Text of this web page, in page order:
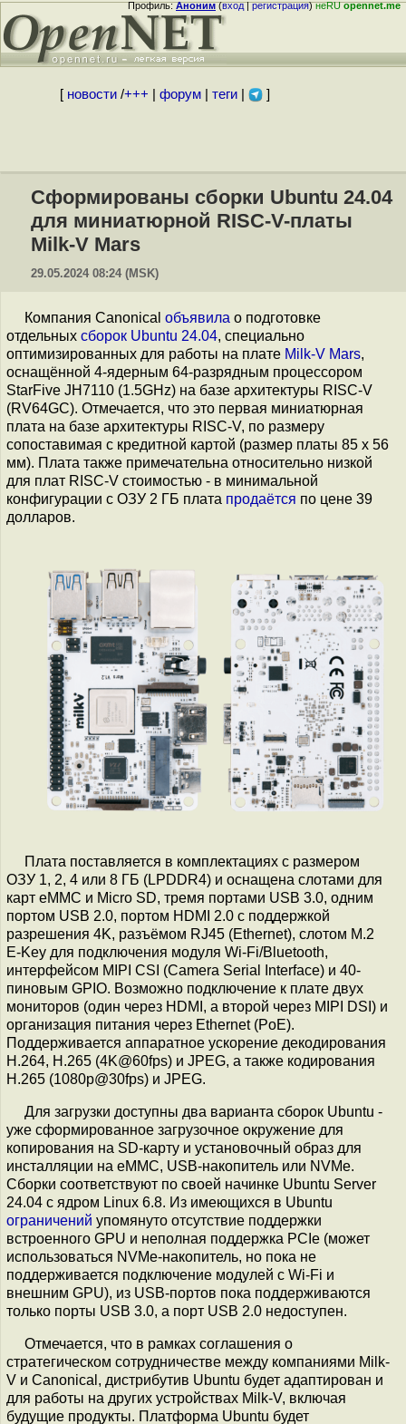
Профиль:Аноним(вход|регистрация)неRUopennet.me
[ новости/+++ форум| теги| ]
Сформированы сборки Ubuntu 24.04
для миниатюрной RISC-V-платы
Milk-V Mars
29.05.2024 08:24 (MSK)
Компания Canonical объявила о подготовке
отдельных сборок Ubuntu 24.04, специально
оптимизированных для работы на плате Milk-V Mars,
оснащённой 4-ядерным 64-разрядным процессором
StarFive JH7110 (1.5GHz) на базе архитектуры RISC-V
(RV64GC). Отмечается, что это первая миниатюрная
плата на базе архитектуры RISC-V, по размеру
сопоставимая с кредитной картой (размер платы 85 x 56
мм). Плата также примечательна относительно низкой
для плат RISC-V стоимостью - в минимальной
конфигурации с ОЗУ 2 ГБ плата продаётся по цене 39
долларов.
Плата поставляется в комплектациях с размером
ОЗУ 1, 2, 4 или 8 ГБ (LPDDR4) и оснащена слотами для
карт eMMC и Micro SD, тремя портами USB 3.0, одним
портом USB 2.0, портом HDMI 2.0 с поддержкой
разрешения 4K, разъёмом RJ45 (Ethernet), слотом M.2
E-Key для подключения модуля Wi-Fi/Bluetooth,
интерфейсом MIPI CSI (Camera Serial Interface) и 40-
пиновым GPIO. Возможно подключение к плате двух
мониторов (один через HDMI, а второй через MIPI DSI) и
организация питания через Ethernet (PoE).
Поддерживается аппаратное ускорение декодирования
H.264, H.265 (4K@60fps) и JPEG, а также кодирования
H.265 (1080p@30fps) и JPEG.
Для загрузки доступны два варианта сборок Ubuntu -
уже сформированное загрузочное окружение для
копирования на SD-карту и установочный образ для
инсталляции на eMMC, USB-накопитель или NVMe.
Сборки соответствуют по своей начинке Ubuntu Server
24.04 с ядром Linux 6.8. Из имеющихся в Ubuntu
ограничений упомянуто отсутствие поддержки
встроенного GPU и неполная поддержка PCIe (может
использоваться NVMe-накопитель, но пока не
поддерживается подключение модулей с Wi-Fi и
внешним GPU), из USB-портов пока поддерживаются
только порты USB 3.0, а порт USB 2.0 недоступен.
Отмечается, что в рамках соглашения о
стратегическом сотрудничестве между компаниями Milk-
V и Canonical, дистрибутив Ubuntu будет адаптирован и
для работы на других устройствах Milk-V, включая
будущие продукты. Платформа Ubuntu будет